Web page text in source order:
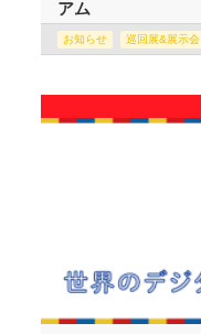
アム
お知らせ 巡回展&展示会